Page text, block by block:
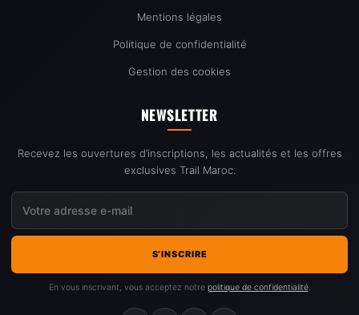
Mentions légales
Politique de confidentialité
Gestion des cookies
NEWSLETTER
Recevez les ouvertures d’inscriptions, les actualités et les offres
exclusives Trail Maroc.
S’INSCRIRE
En vous inscrivant, vous acceptez notre politique de confidentialité.